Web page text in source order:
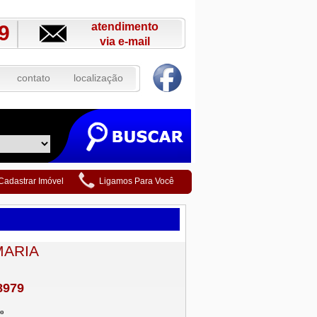
atendimento
via e-mail
contato localização
Imóvel Ligamos Para Você